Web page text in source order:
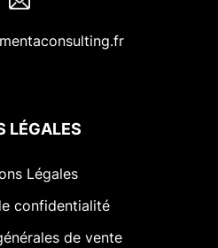
LÉGALES
Légales
confidentialité
de vente